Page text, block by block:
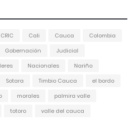
CRIC Cali Cauca
Colombia
Gobernación
Judicial
Nacionales
Nariño
Sotara Timbio Cauca
el bordo
morales
palmira valle
totoro valle del cauca